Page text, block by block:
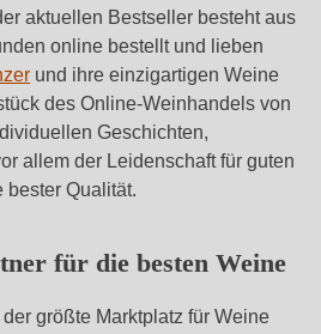
aktuellen Bestseller besteht aus
online bestellt und lieben
und ihre einzigartigen Weine
des Online-Weinhandels von
Geschichten,
allem der Leidenschaft für guten
bester Qualität.
für die besten Weine
größte Marktplatz für Weine